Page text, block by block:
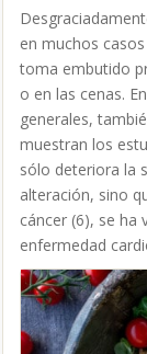
en muchos
toma embutido
o en las cenas.
generales,
muestran los
sólo deteriora la
alteración, sino
cáncer (6), se ha
enfermedad